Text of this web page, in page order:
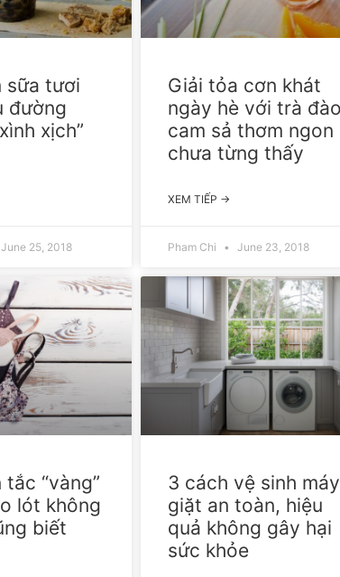
sữa tươi
đường
xịch”
June 25, 2018
Giải tỏa cơn khát
ngày hè với trà
cam sả thơm ngon
chưa từng thấy
XEM TIẾP →
Pham Chi June 23, 2018
“vàng”
lót không
biết
3 cách vệ sinh máy
giặt an toàn, hiệu
quả không gây hại
sức khỏe